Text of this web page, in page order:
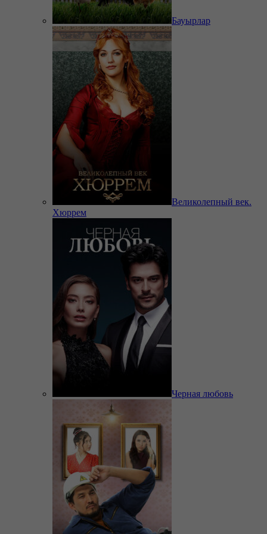
Бауырлар
Великолепный век.
Хюррем
Черная любовь